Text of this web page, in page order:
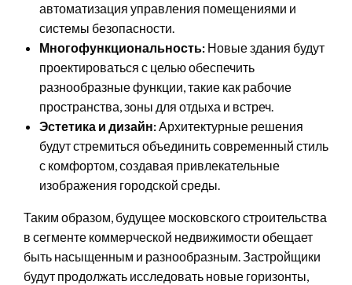
автоматизация управления помещениями и
системы безопасности.
Многофункциональность: Новые здания будут
проектироваться с целью обеспечить
разнообразные функции, такие как рабочие
пространства, зоны для отдыха и встреч.
Эстетика и дизайн:Архитектурные решения
будут стремиться объединить современный стиль
с комфортом, создавая привлекательные
изображения городской среды.
Таким образом, будущее московского строительства
в сегменте коммерческой недвижимости обещает
быть насыщенным и разнообразным. Застройщики
будут продолжать исследовать новые горизонты,